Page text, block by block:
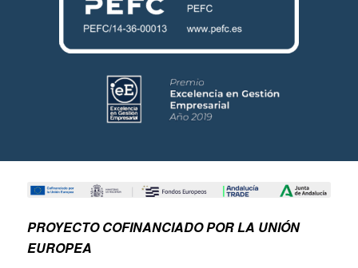
PROYECTO COFINANCIADO POR LA UNIÓN
EUROPEA